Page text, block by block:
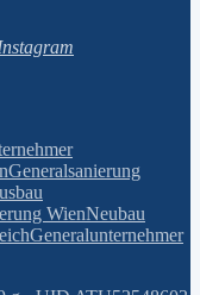
Generalsanierung
WienNeubau
Generalunternehmer